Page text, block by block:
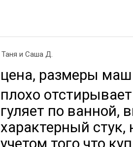
Таня и Саша Д.
цена, размеры
плохо
гуляет по ванной,
характерный
учетом того что